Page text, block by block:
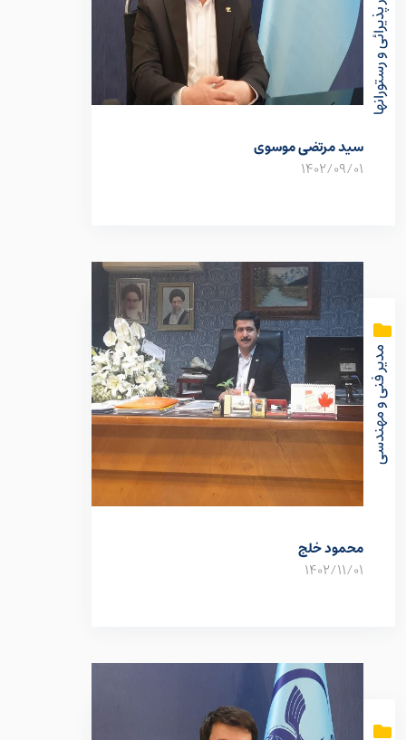
سید مرتضی موسوی
1402/09/01
مدیر فنی و مهندسی
محمود خلج
1402/11/01